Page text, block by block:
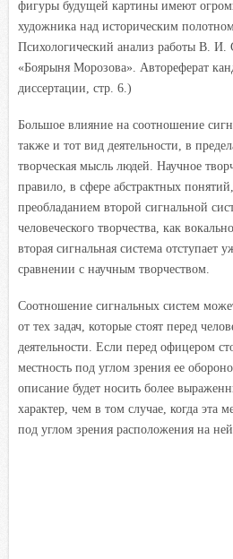
фигуры будущей картины имеют
художника над историческим
Психологический анализ работы В. И.
«Боярыня Морозова». Автореферат
диссертации, стр. 6.)
Большое влияние на соотношение
также и тот вид деятельности, в
творческая мысль людей. Научное
правило, в сфере абстрактных
преобладанием второй сигнальной
человеческого творчества, как
вторая сигнальная система отступает
сравнении с научным творчеством.
Соотношение сигнальных систем
от тех задач, которые стоят перед
деятельности. Если перед офицером
местность под углом зрения ее
описание будет носить более
характер, чем в том случае, когда эта
под углом зрения расположения на